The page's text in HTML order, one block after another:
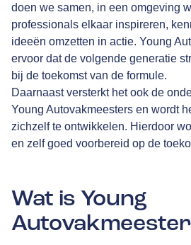
doen we samen, in een omgeving
professionals elkaar inspireren,
ideeën omzetten in actie. Young
ervoor dat de volgende generatie
bij de toekomst van de formule.
Daarnaast versterkt het ook de
Young Autovakmeesters en wordt
zichzelf te ontwikkelen. Hierdoor
en zelf goed voorbereid op de
Wat is Young